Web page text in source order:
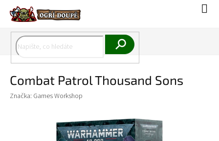
obsah
Combat Patrol Thousand Sons
Značka: Games Workshop